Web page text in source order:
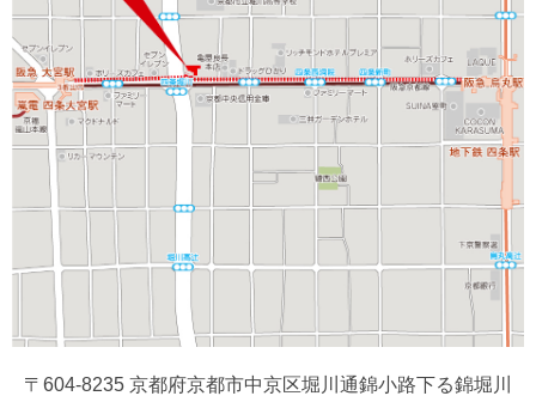
〒604-8235 京都府京都市中京区堀川通錦小路下る錦堀川